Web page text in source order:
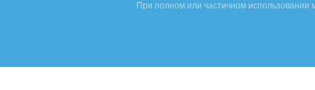
При полном или частичном использовании